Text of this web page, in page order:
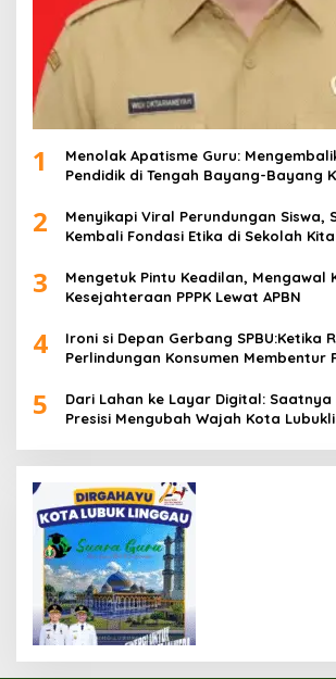
1
Menolak Apatisme Guru:
Pendidik di Tengah Bayang-Bayang
2
Menyikapi Viral Perundungan Siswa,
Kembali Fondasi Etika di Sekolah Kita
3
Mengetuk Pintu Keadilan, Mengawal
Kesejahteraan PPPK Lewat APBN
4
Ironi si Depan Gerbang SPBU:Ketika
Perlindungan Konsumen Membentur
5
Dari Lahan ke Layar Digital: Saatnya
Presisi Mengubah Wajah